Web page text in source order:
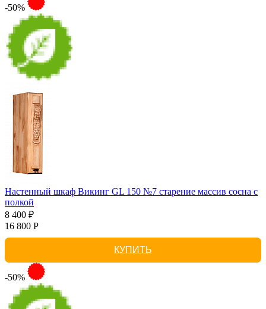
-50%
Настенный шкаф Викинг GL 150 №7 старение массив сосна с
полкой
8 400 ₽
16 800 Р
КУПИТЬ
-50%